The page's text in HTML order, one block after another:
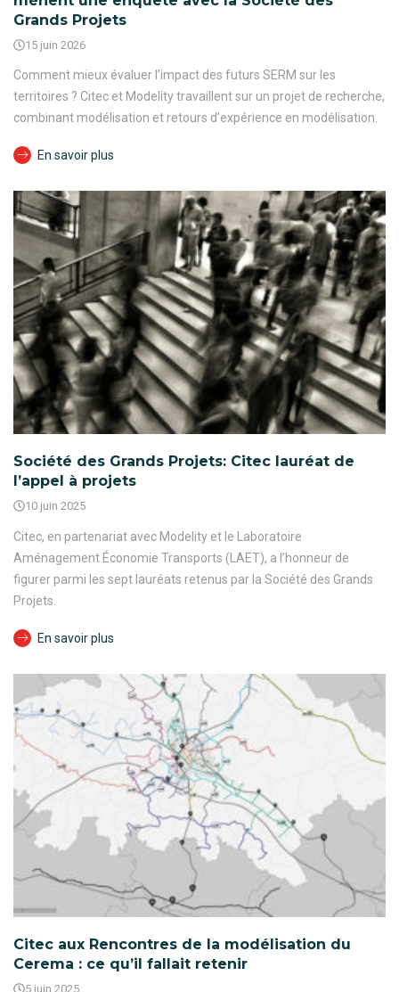
Grands Projets
15 juin 2026
Comment mieux évaluer l’impact des futurs SERM sur les
territoires ? Citec et Modelity travaillent sur un projet de recherche,
combinant modélisation et retours d’expérience en modélisation.
En savoir plus
Société des Grands Projets: Citec lauréat de
l’appel à projets
10 juin 2025
Citec, en partenariat avec Modelity et le Laboratoire
Aménagement Économie Transports (LAET), a l’honneur de
figurer parmi les sept lauréats retenus par la Société des Grands
Projets.
En savoir plus
Citec aux Rencontres de la modélisation du
Cerema : ce qu’il fallait retenir
5 juin 2025